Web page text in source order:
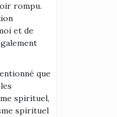
rompu.
et de
que
spirituel,
spirituel